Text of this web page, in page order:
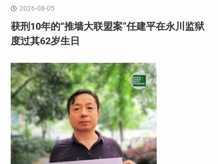
2026-08-05
获刑10年的“推墙大联盟案”任建平在永川监狱
度过其62岁生日